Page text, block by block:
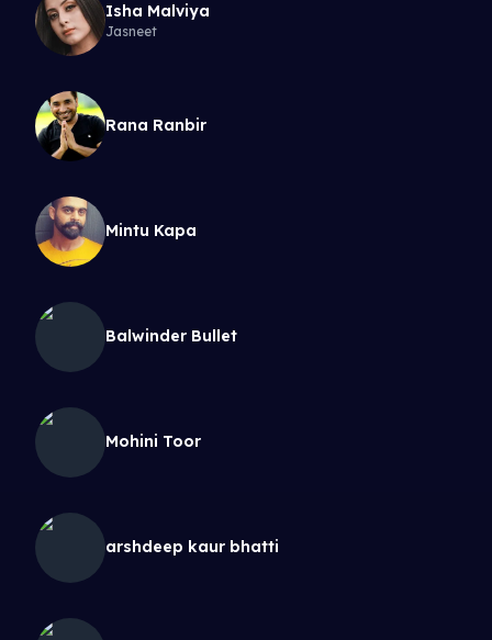
Isha Malviya
Jasneet
Rana Ranbir
Mintu Kapa
Balwinder Bullet
Mohini Toor
arshdeep kaur bhatti